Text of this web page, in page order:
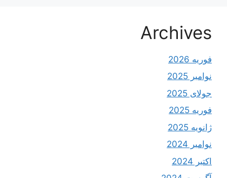
Archives
فوریه 2026
نوامبر 2025
جولای 2025
فوریه 2025
ژانویه 2025
نوامبر 2024
اکتبر 2024